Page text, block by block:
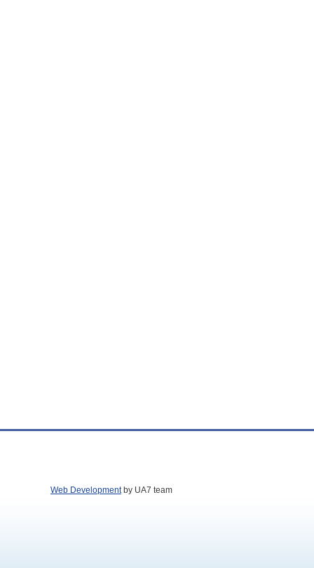
Web Developmentby UA7 team